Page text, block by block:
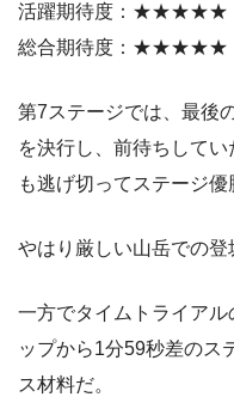
活躍期待度：★★★★★
総合期待度：★★★★★
第7ステージでは、最後
を決行し、前待ちして
も逃げ切ってステージ優
やはり厳しい山岳での登
一方でタイムトライア
ップから1分59秒差のス
ス材料だ。